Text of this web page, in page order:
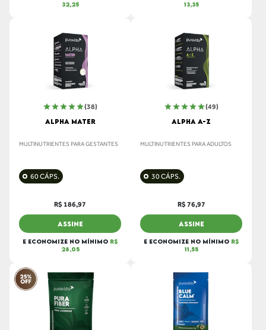
32,25 13,35
(38)
ALPHA MATER
MULTINUTRIENTES PARA GESTANTES
60 CÁPS.
R$ 186,97
ASSINE
E ECONOMIZE NO MÍNIMO R$
28,05
(49)
ALPHA A-Z
MULTINUTRIENTES PARA ADULTOS
30 CÁPS.
R$ 76,97
ASSINE
E ECONOMIZE NO MÍNIMO R$
11,55